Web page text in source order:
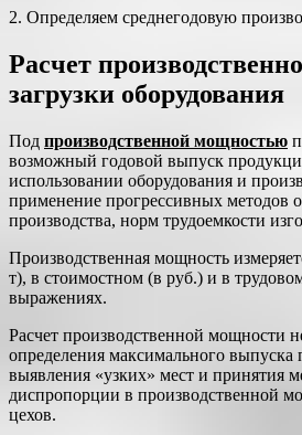
2. Определяем среднегодовую
Расчет
загрузки оборудования
Под производственной мощностью
возможный годовой выпуск
использовании оборудования и
применение прогрессивных методов
производства, норм трудоемкости
Производственная мощность
т), в стоимостном (в руб.) и в
выражениях.
Расчет производственной мощности
определения максимального выпуска
выявления «узких» мест и принятия
диспропорции в производственной
цехов.